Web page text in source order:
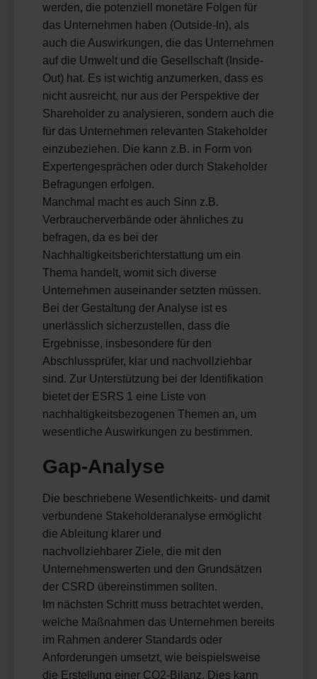
werden, die potenziell monetäre Folgen für
das Unternehmen haben (Outside-In), als
auch die Auswirkungen, die das Unternehmen
auf die Umwelt und die Gesellschaft (Inside-
Out) hat. Es ist wichtig anzumerken, dass es
nicht ausreicht, nur aus der Perspektive der
Shareholder zu analysieren, sondern auch die
für das Unternehmen relevanten Stakeholder
einzubeziehen. Die kann z.B. in Form von
Expertengesprächen oder durch Stakeholder
Befragungen erfolgen.
Manchmal macht es auch Sinn z.B.
Verbraucherverbände oder ähnliches zu
befragen, da es bei der
Nachhaltigkeitsberichterstattung um ein
Thema handelt, womit sich diverse
Unternehmen auseinander setzten müssen.
Bei der Gestaltung der Analyse ist es
unerlässlich sicherzustellen, dass die
Ergebnisse, insbesondere für den
Abschlussprüfer, klar und nachvollziehbar
sind. Zur Unterstützung bei der Identifikation
bietet der ESRS 1 eine Liste von
nachhaltigkeitsbezogenen Themen an, um
wesentliche Auswirkungen zu bestimmen.
Gap-Analyse
Die beschriebene Wesentlichkeits- und damit
verbundene Stakeholderanalyse ermöglicht
die Ableitung klarer und
nachvollziehbarer Ziele, die mit den
Unternehmenswerten und den Grundsätzen
der CSRD übereinstimmen sollten.
Im nächsten Schritt muss betrachtet werden,
welche Maßnahmen das Unternehmen bereits
im Rahmen anderer Standards oder
Anforderungen umsetzt, wie beispielsweise
die Erstellung einer CO2-Bilanz. Dies kann